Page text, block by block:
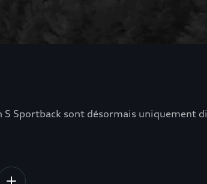
Sportback sont désormais uniquement